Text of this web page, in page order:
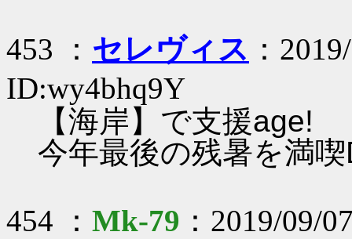
453 ： セレヴィス ：
ID:wy4bhq9Y
【海岸】で支援age!
今年最後の残暑を満
454 ： Mk-79 ：2019/09/